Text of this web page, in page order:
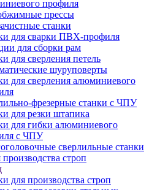
профиля
прессы
станки
для сварки ПВХ-профиля
для сборки рам
для сверления петель
шуруповерты
для сверления алюминиевого
фрезерные станки с ЧПУ
для резки штапика
для гибки алюминиевого
с ЧПУ
сверлильные станки
строп
для производства строп